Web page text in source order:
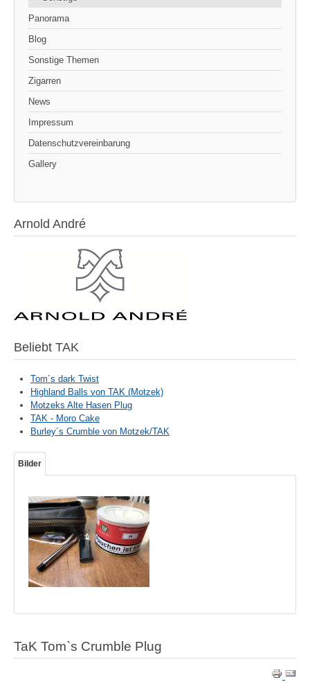
Panorama
Blog
Sonstige Themen
Zigarren
News
Impressum
Datenschutzvereinbarung
Gallery
Arnold André
Beliebt TAK
Tom´s dark Twist
Highland Balls von TAK (Motzek)
Motzeks Alte Hasen Plug
TAK - Moro Cake
Burley´s Crumble von Motzek/TAK
Bilder
TaK Tom`s Crumble Plug